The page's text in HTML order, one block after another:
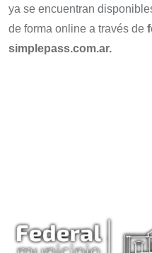
ya se encuentran
de forma online a través de
simplepass.com.ar.